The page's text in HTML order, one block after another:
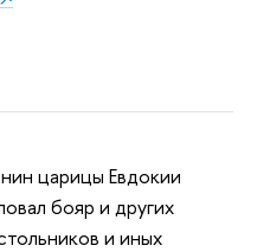
царицы Евдокии
бояр и других
и иных